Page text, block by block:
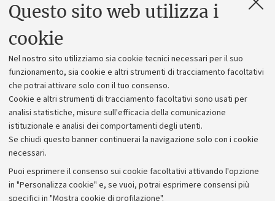
Questo sito web utilizza i
cookie
Nel nostro sito utilizziamo sia cookie tecnici necessari per il suo
funzionamento, sia cookie e altri strumenti di tracciamento facoltativi
che potrai attivare solo con il tuo consenso.
Cookie e altri strumenti di tracciamento facoltativi sono usati per
analisi statistiche, misure sull'efficacia della comunicazione
istituzionale e analisi dei comportamenti degli utenti.
Se chiudi questo banner continuerai la navigazione solo con i cookie
necessari.
Puoi esprimere il consenso sui cookie facoltativi attivando l'opzione
in "Personalizza cookie" e, se vuoi, potrai esprimere consensi più
specifici in "Mostra cookie di profilazione".
Contatti e PEC
Alumni community
Piano strategico
Bilanci
Donazioni e 5x1000
Bandi, gare e concorsi
Albo online